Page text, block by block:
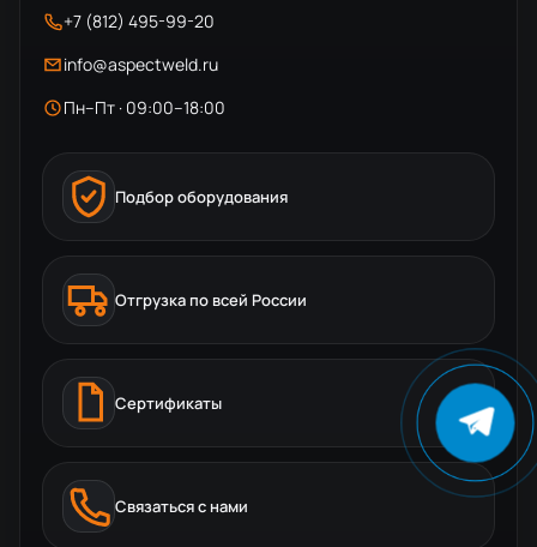
+7 (812) 495-99-20
info@aspectweld.ru
Пн–Пт · 09:00–18:00
Подбор оборудования
Отгрузка по всей России
Сертификаты
Связаться с нами